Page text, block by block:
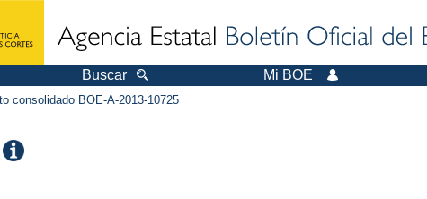
Buscar Mi BOE
consolidado BOE-A-2013-10725